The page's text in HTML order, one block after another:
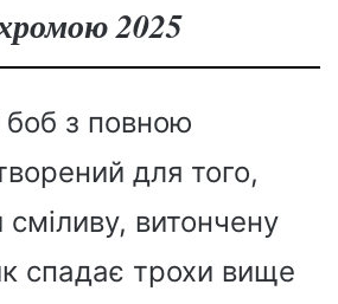
2025
з повною
для того,
витончену
спадає трохи вище